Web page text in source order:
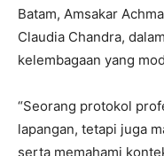
Batam, Amsakar
Claudia Chandra,
kelembagaan yang
“Seorang protokol
lapangan, tetapi juga
serta memahami